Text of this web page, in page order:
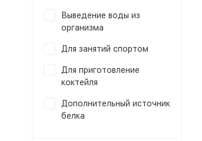
Выведение воды из
организма
Для занятий спортом
Для приготовление
коктейля
Дополнительный источник
белка